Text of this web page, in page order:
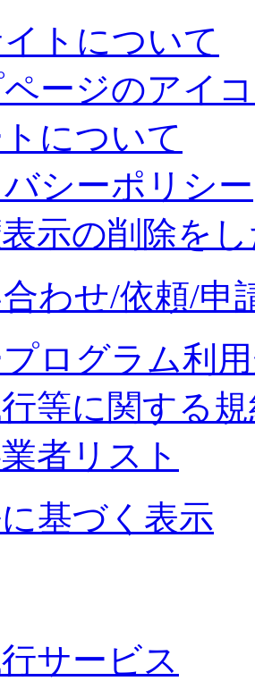
トについて
ページのアイ
について
シーポリシー
示の削除を
わせ/依頼/申
ログラム利
等に関する
者リスト
基づく表示
サービス